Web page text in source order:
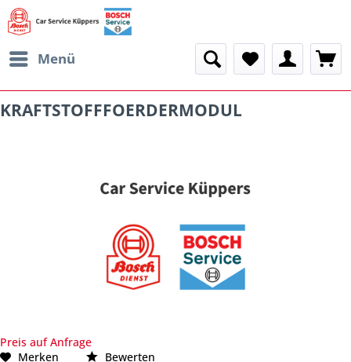
Menü
KRAFTSTOFFFOERDERMODUL
Preis auf Anfrage
Merken
Bewerten